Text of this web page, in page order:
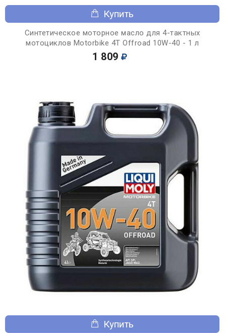
Купить
Синтетическое моторное масло для 4-тактных
мотоциклов Motorbike 4T Offroad 10W-40 - 1 л
1 809
Купить